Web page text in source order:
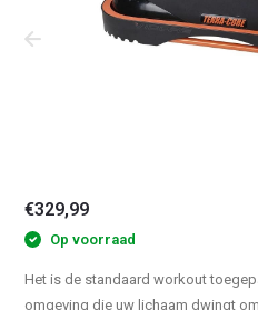
€329,99
Op voorraad
Het is de standaard workout
omgeving die uw lichaam dwingt